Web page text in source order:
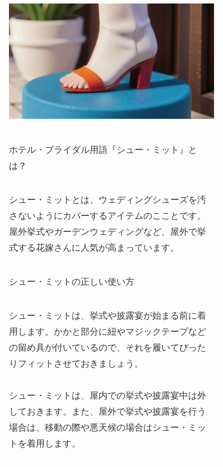
ホテル・ブライダル用語『シュー・ミット』と
は？
シュー・ミットとは、ウェディングシューズを汚
さないようにカバーするアイテムのこことです。
屋外挙式やガーデンウェディングなど、屋外で挙
式する花嫁さんに人気が高まっています。
シュー・ミットの正しい使い方
シュー・ミットは、挙式や披露宴が始まる前に着
用します。かかと部分に紐やマジックテープなど
の留め具が付いているので、それを履いてぴった
りフィットさせておきましょう。
シュー・ミットは、屋内での挙式や披露宴中は外
しておきます。また、屋外で挙式や披露宴を行う
場合は、移動の際や悪天候の場合はシュー・ミッ
トを着用します。